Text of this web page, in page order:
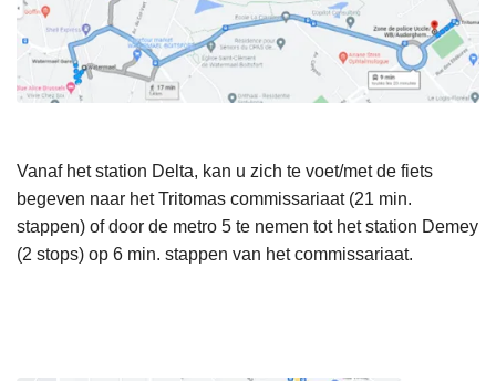
Vanaf het station Delta, kan u zich te voet/met de fiets
begeven naar het Tritomas commissariaat (21 min.
stappen) of door de metro 5 te nemen tot het station Demey
(2 stops) op 6 min. stappen van het commissariaat.